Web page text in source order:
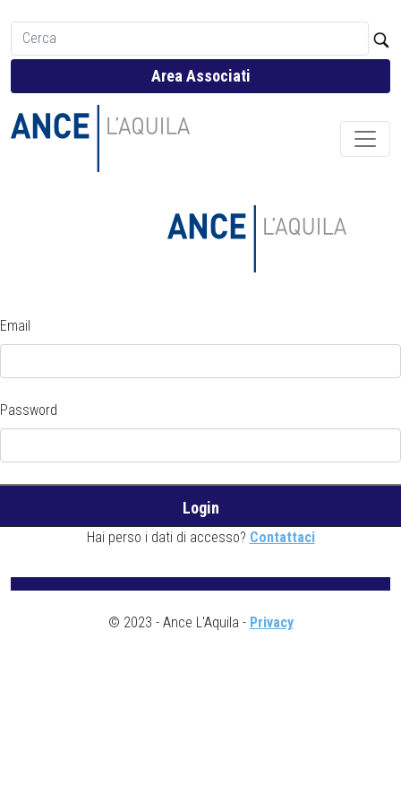
Area Associati
Email
Password
Hai perso i dati di accesso? Contattaci
© 2023 - Ance L'Aquila - Privacy